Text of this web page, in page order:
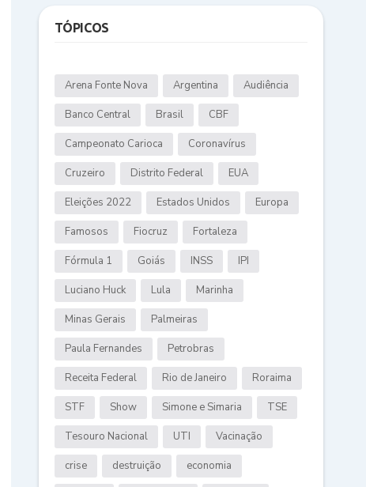
TÓPICOS
Arena Fonte Nova Argentina Audiência
Banco Central Brasil CBF
Campeonato Carioca Coronavírus
Cruzeiro Distrito Federal EUA
Eleições 2022 Estados Unidos Europa
Famosos Fiocruz Fortaleza
Fórmula 1 Goiás INSS IPI
Luciano Huck Lula Marinha
Minas Gerais Palmeiras
Paula Fernandes Petrobras
Receita Federal Rio de Janeiro Roraima
STF Show Simone e Simaria TSE
Tesouro Nacional UTI Vacinação
crise destruição economia